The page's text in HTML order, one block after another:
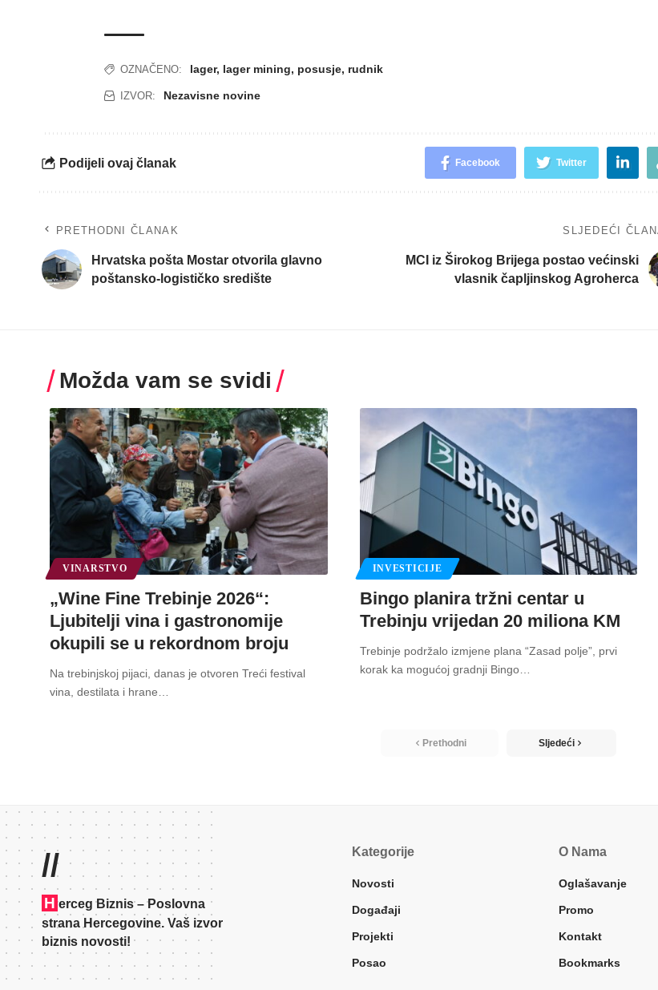
OZNAČENO: lager, lager mining, posusje, rudnik
IZVOR: Nezavisne novine
Podijeli ovaj članak Facebook Twitter
PRETHODNI ČLANAK
Hrvatska pošta Mostar otvorila glavno
poštansko-logističko središte
SLJEDEĆI
MCI iz Širokog Brijega postao većinski
vlasnik čapljinskog Agroherca
Možda vam se svidi
VINARSTVO
„Wine Fine Trebinje 2026“:
Ljubitelji vina i gastronomije
okupili se u rekordnom broju
Na trebinjskoj pijaci, danas je otvoren Treći festival
vina, destilata i hrane…
INVESTICIJE
Bingo planira tržni centar u
Trebinju vrijedan 20 miliona KM
Trebinje podržalo izmjene plana “Zasad polje”, prvi
korak ka mogućoj gradnji Bingo…
Prethodni Sljedeći
//
H erceg Biznis – Poslovna
strana Hercegovine. Vaš izvor
biznis novosti!
Kategorije
Novosti
Događaji
Projekti
Posao
O Nama
Oglašavanje
Promo
Kontakt
Bookmarks